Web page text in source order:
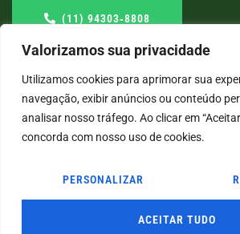
Valorizamos sua privacidade
Utilizamos cookies para aprimorar sua
navegação, exibir anúncios ou conteúdo
analisar nosso tráfego. Ao clicar em
concorda com nosso uso de cookies.
PERSONALIZAR
ACEITAR TUDO
(11) 94303‑8808
© COPYRIGHT2026→ LABORATÓRIO SÃO VICENTE → POR: